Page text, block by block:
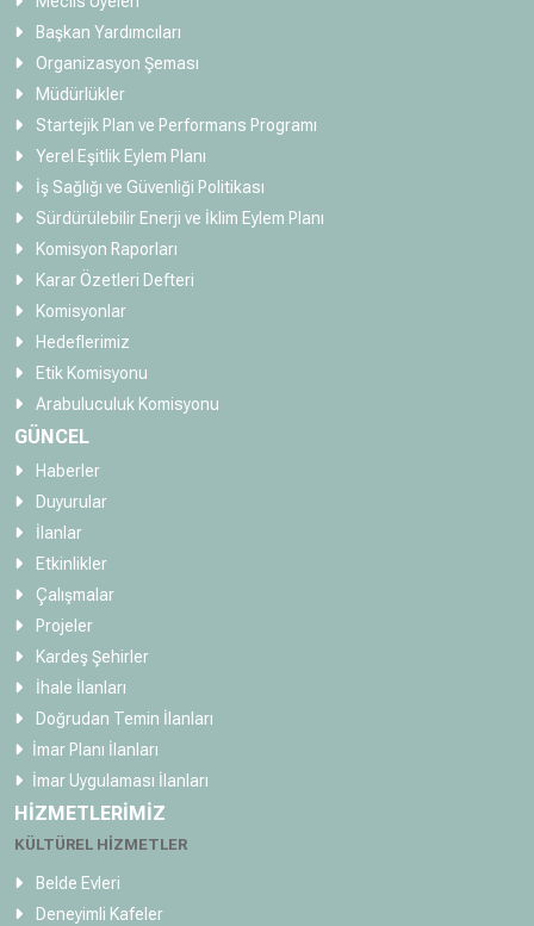
Başkan Yardımcıları
Organizasyon Şeması
Müdürlükler
Startejik Plan ve Performans Programı
Yerel Eşitlik Eylem Planı
İş Sağlığı ve Güvenliği Politikası
Sürdürülebilir Enerji ve İklim Eylem Planı
Komisyon Raporları
Karar Özetleri Defteri
Komisyonlar
Hedeflerimiz
Etik Komisyonu
Arabuluculuk Komisyonu
GÜNCEL
Haberler
Duyurular
İlanlar
Etkinlikler
Çalışmalar
Projeler
Kardeş Şehirler
İhale İlanları
Doğrudan Temin İlanları
İmar Planı İlanları
İmar Uygulaması İlanları
HİZMETLERİMİZ
KÜLTÜREL HİZMETLER
Belde Evleri
Deneyimli Kafeler